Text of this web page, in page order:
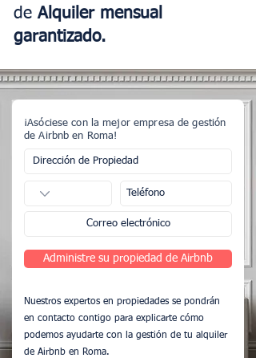
deAlquiler mensual
garantizado.
¡Asóciese con la mejor empresa de gestión
de Airbnb en Roma!
Administre su propiedad de Airbnb
Nuestros expertos en propiedades se pondrán
en contacto contigo para explicarte cómo
podemos ayudarte con la gestión de tu alquiler
de Airbnb en Roma.